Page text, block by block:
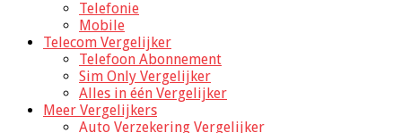
Telefonie
Mobile
Telecom Vergelijker
Telefoon Abonnement
Sim Only Vergelijker
Alles in één Vergelijker
Meer Vergelijkers
Auto Verzekering Vergelijker